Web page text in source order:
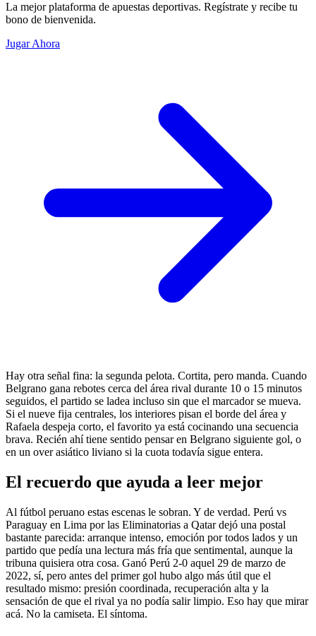
La mejor plataforma de apuestas deportivas. Regístrate y recibe tu
bono de bienvenida.
Jugar Ahora
Hay otra señal fina: la segunda pelota. Cortita, pero manda. Cuando
Belgrano gana rebotes cerca del área rival durante 10 o 15 minutos
seguidos, el partido se ladea incluso sin que el marcador se mueva.
Si el nueve fija centrales, los interiores pisan el borde del área y
Rafaela despeja corto, el favorito ya está cocinando una secuencia
brava. Recién ahí tiene sentido pensar en Belgrano siguiente gol, o
en un over asiático liviano si la cuota todavía sigue entera.
El recuerdo que ayuda a leer mejor
Al fútbol peruano estas escenas le sobran. Y de verdad. Perú vs
Paraguay en Lima por las Eliminatorias a Qatar dejó una postal
bastante parecida: arranque intenso, emoción por todos lados y un
partido que pedía una lectura más fría que sentimental, aunque la
tribuna quisiera otra cosa. Ganó Perú 2-0 aquel 29 de marzo de
2022, sí, pero antes del primer gol hubo algo más útil que el
resultado mismo: presión coordinada, recuperación alta y la
sensación de que el rival ya no podía salir limpio. Eso hay que mirar
acá. No la camiseta. El síntoma.